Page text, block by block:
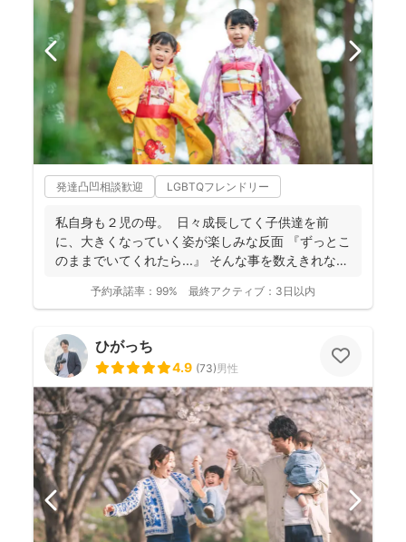
発達凸凹相談歓迎 LGBTQフレンドリー
私自身も２児の母。 日々成長してく子供達を前
に、大きくなっていく姿が楽しみな反面 『ずっとこ
のままでいてくれたら...』 そんな事を数えきれな
予約承諾率： 99% 最終アクティブ： 3日以内
ひがっち
4.9 (73)男性